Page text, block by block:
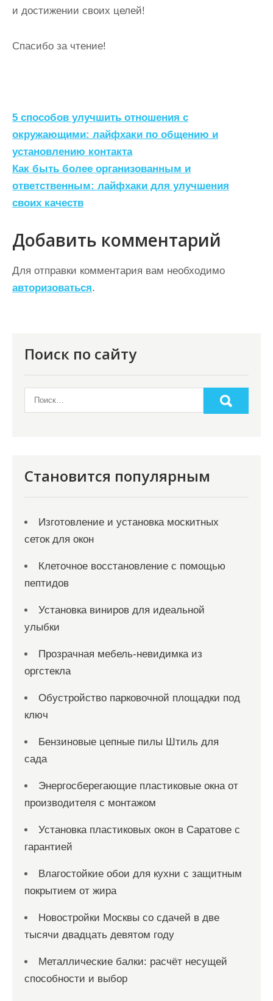
и достижении своих целей!
Спасибо за чтение!
Н
а
в
и
г
ц
я
п
5 способов улучшить отношения с
окружающими: лайфхаки по общению и
установлению контакта
Как быть более организованным и
ответственным: лайфхаки для улучшения
своих качеств
Добавить комментарий
Для отправки комментария вам необходимо
авторизоваться.
Поиск по сайту
Становится популярным
Изготовление и установка москитных
сеток для окон
Клеточное восстановление с помощью
пептидов
Установка виниров для идеальной
улыбки
Прозрачная мебель-невидимка из
оргстекла
Обустройство парковочной площадки под
ключ
Бензиновые цепные пилы Штиль для
сада
Энергосберегающие пластиковые окна от
производителя с монтажом
Установка пластиковых окон в Саратове с
гарантией
Влагостойкие обои для кухни с защитным
покрытием от жира
Новостройки Москвы со сдачей в две
тысячи двадцать девятом году
Металлические балки: расчёт несущей
способности и выбор